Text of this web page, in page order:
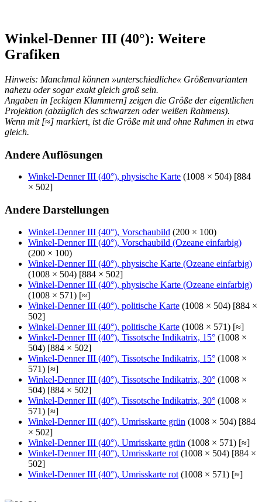
Winkel-Denner III (40°): Weitere
Grafiken
Hinweis: Manchmal können »unterschiedliche« Größenvarianten
nahezu oder sogar exakt gleich groß sein.
Angaben in [eckigen Klammern] zeigen die Größe der eigentlichen
Projektion (abzüglich des schwarzen oder weißen Rahmens).
Wenn mit [≈] markiert, ist die Größe mit und ohne Rahmen in etwa
gleich.
Andere Auflösungen
Winkel-Denner III (40°), physische Karte (1008 × 504) [884
× 502]
Andere Darstellungen
Winkel-Denner III (40°), Vorschaubild (200 × 100)
Winkel-Denner III (40°), Vorschaubild (Ozeane einfarbig)
(200 × 100)
Winkel-Denner III (40°), physische Karte (Ozeane einfarbig)
(1008 × 504) [884 × 502]
Winkel-Denner III (40°), physische Karte (Ozeane einfarbig)
(1008 × 571) [≈]
Winkel-Denner III (40°), politische Karte (1008 × 504) [884 ×
502]
Winkel-Denner III (40°), politische Karte (1008 × 571) [≈]
Winkel-Denner III (40°), Tissotsche Indikatrix, 15° (1008 ×
504) [884 × 502]
Winkel-Denner III (40°), Tissotsche Indikatrix, 15° (1008 ×
571) [≈]
Winkel-Denner III (40°), Tissotsche Indikatrix, 30° (1008 ×
504) [884 × 502]
Winkel-Denner III (40°), Tissotsche Indikatrix, 30° (1008 ×
571) [≈]
Winkel-Denner III (40°), Umrisskarte grün (1008 × 504) [884
× 502]
Winkel-Denner III (40°), Umrisskarte grün (1008 × 571) [≈]
Winkel-Denner III (40°), Umrisskarte rot (1008 × 504) [884 ×
502]
Winkel-Denner III (40°), Umrisskarte rot (1008 × 571) [≈]